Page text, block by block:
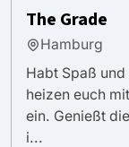
The Grade
Hamburg
Habt Spaß und
heizen euch
ein. Genießt
i...